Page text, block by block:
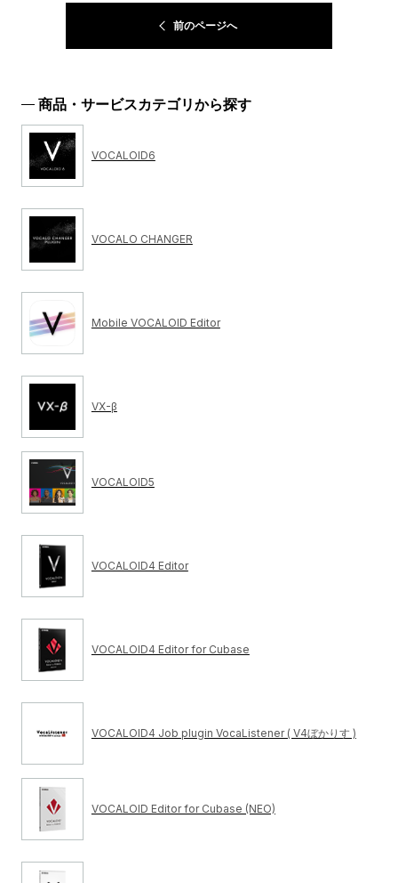
前のページへ
商品・サービスカテゴリから探す
VOCALOID6
VOCALO CHANGER
Mobile VOCALOID Editor
VX-β
VOCALOID5
VOCALOID4 Editor
VOCALOID4 Editor for Cubase
VOCALOID4 Job plugin VocaListener ( V4ぼかりす )
VOCALOID Editor for Cubase (NEO)